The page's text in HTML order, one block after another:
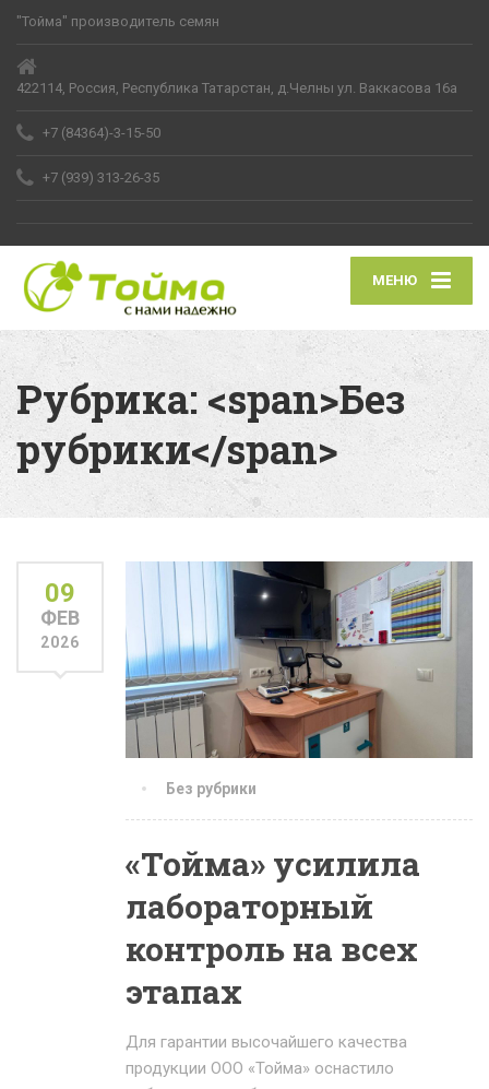
"Тойма" производитель семян
422114, Россия, Республика Татарстан, д.Челны ул. Ваккасова 16а
+7 (84364)-3-15-50
+7 (939) 313-26-35
МЕНЮ
Рубрика: <span>Без
рубрики</span>
09
ФЕВ
2026
Без рубрики
«Тойма» усилила
лабораторный
контроль на всех
этапах
Для гарантии высочайшего качества
продукции ООО «Тойма» оснастило